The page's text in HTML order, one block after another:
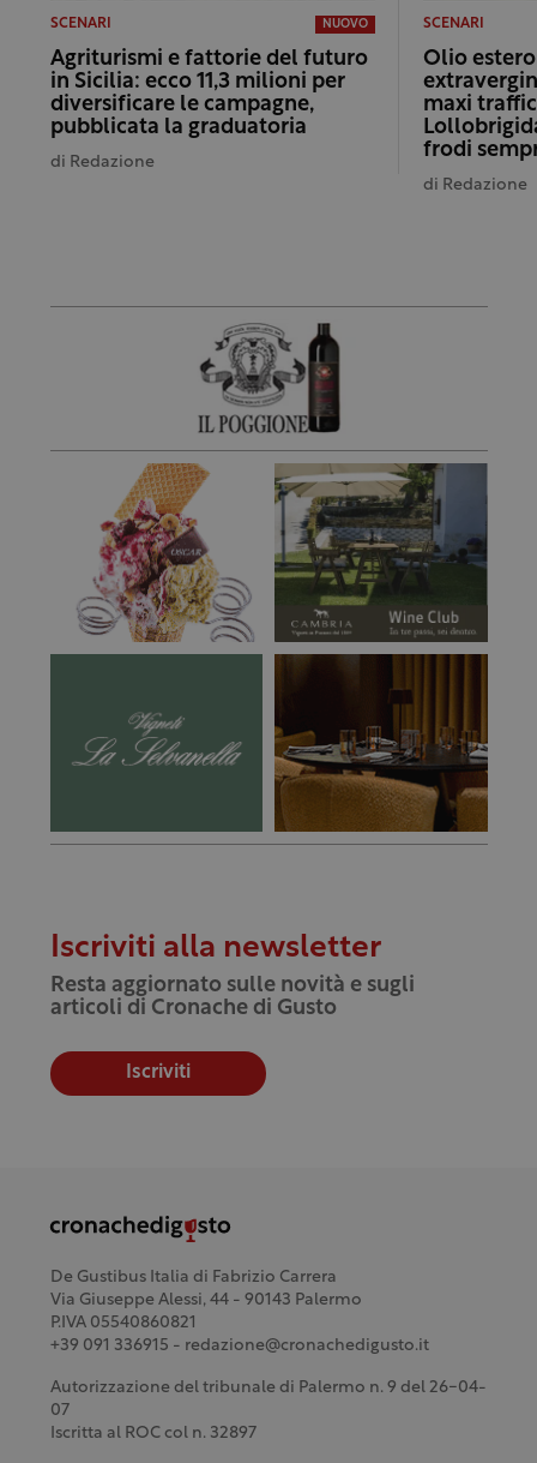
SCENARI NUOVO
Agriturismi e fattorie del futuro
in Sicilia: ecco 11,3 milioni per
diversificare le campagne,
pubblicata la graduatoria
di Redazione
SCENARI
Olio
maxi
frodi
di Redazione
Iscriviti alla newsletter
Resta aggiornato sulle novità e sugli
articoli di Cronache di Gusto
Iscriviti
De Gustibus Italia di Fabrizio Carrera
Via Giuseppe Alessi, 44 - 90143 Palermo
P.IVA 05540860821
+39 091 336915 - redazione@cronachedigusto.it
Autorizzazione del tribunale di Palermo n. 9 del 26-04-
07
Iscritta al ROC col n. 32897